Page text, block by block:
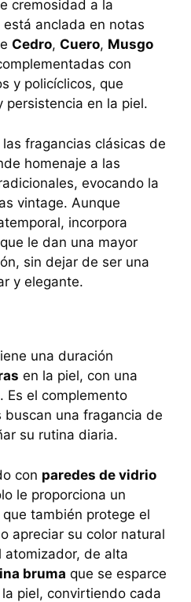
cremosidad a la
anclada en notas
Cedro, Cuero, Musgo
con
y policíclicos, que
en la piel.
fragancias clásicas de
homenaje a las
evocando la
vintage. Aunque
incorpora
le dan una mayor
sin dejar de ser una
y elegante.
una duración
en la piel, con una
Es el complemento
una fragancia de
su rutina diaria.
con paredes de vidrio
le proporciona un
también protege el
apreciar su color natural
atomizador, de alta
bruma que se esparce
piel, convirtiendo cada